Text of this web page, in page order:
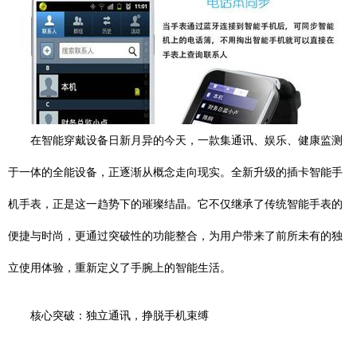
在智能穿戴设备日新月异的今天，一款集通讯、娱乐、健康监测
于一体的全能设备，正逐渐从概念走向现实。全新升级的插卡智能手
机手表，正是这一趋势下的璀璨结晶。它不仅继承了传统智能手表的
便捷与时尚，更通过突破性的功能整合，为用户带来了前所未有的独
立使用体验，重新定义了手腕上的智能生活。
核心突破：独立通讯，挣脱手机束缚